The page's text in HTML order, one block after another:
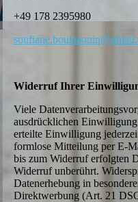
+49 178 2395980
Widerruf Ihrer
Viele
ausdrücklichen
erteilte Einwilligung
formlose Mitteilung per E-
bis zum Widerruf erfolgten
Widerruf unberührt.
Datenerhebung in
Direktwerbung (Art. 21